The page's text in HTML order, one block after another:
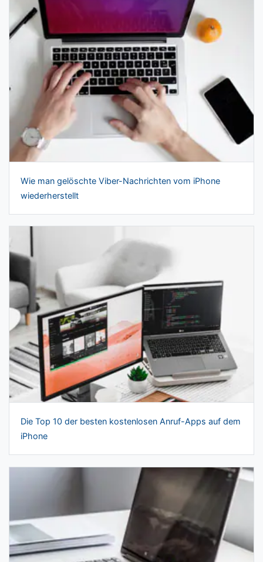
Wie man gelöschte Viber-Nachrichten vom iPhone
wiederherstellt
Die Top 10 der besten kostenlosen Anruf-Apps auf dem
iPhone